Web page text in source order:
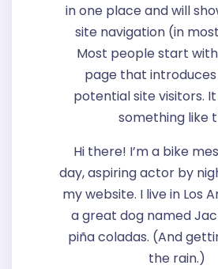
in one place and will
site navigation (in
Most people start
page that
potential site visitors.
something like
Hi there! I’m a bike
day, aspiring actor by
my website. I live in Los
a great dog named
piña coladas. (And
the rain.)